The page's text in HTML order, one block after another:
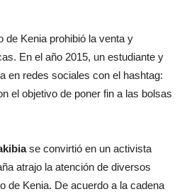
de Kenia prohibió la venta y
En el año 2015, un estudiante y
en redes sociales con el hashtag:
el objetivo de poner fin a las bolsas
se convirtió en un activista
atrajo la atención de diversos
de Kenia. De acuerdo a la cadena